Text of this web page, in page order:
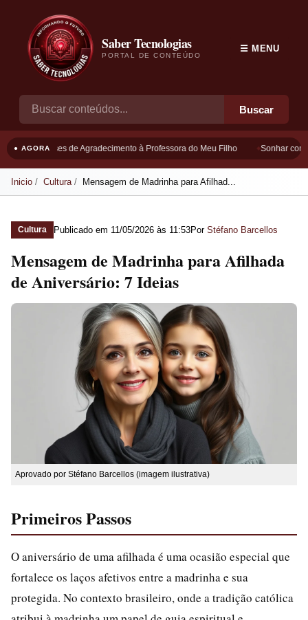
Saber Tecnologias
PORTAL DE CONTEÚDO
Buscar
☰ MENU
● AGORAFrases de Agradecimento à Professora do Meu Filho Sonhar com
Inicio Cultura Mensagem de Madrinha para Afilhad...
Cultura Publicado em 11/05/2026 às 11:53Por Stéfano Barcellos
Mensagem de Madrinha para Afilhada
de Aniversário: 7 Ideias
Aprovado por Stéfano Barcellos (imagem ilustrativa)
Primeiros Passos
O aniversário de uma afilhada é uma ocasião especial que
fortalece os laços afetivos entre a madrinha e sua
protegida. No contexto brasileiro, onde a tradição católica